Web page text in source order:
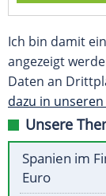
Ich bin damit
angezeigt
Daten an
dazu in
Unsere
Spanien im
Euro